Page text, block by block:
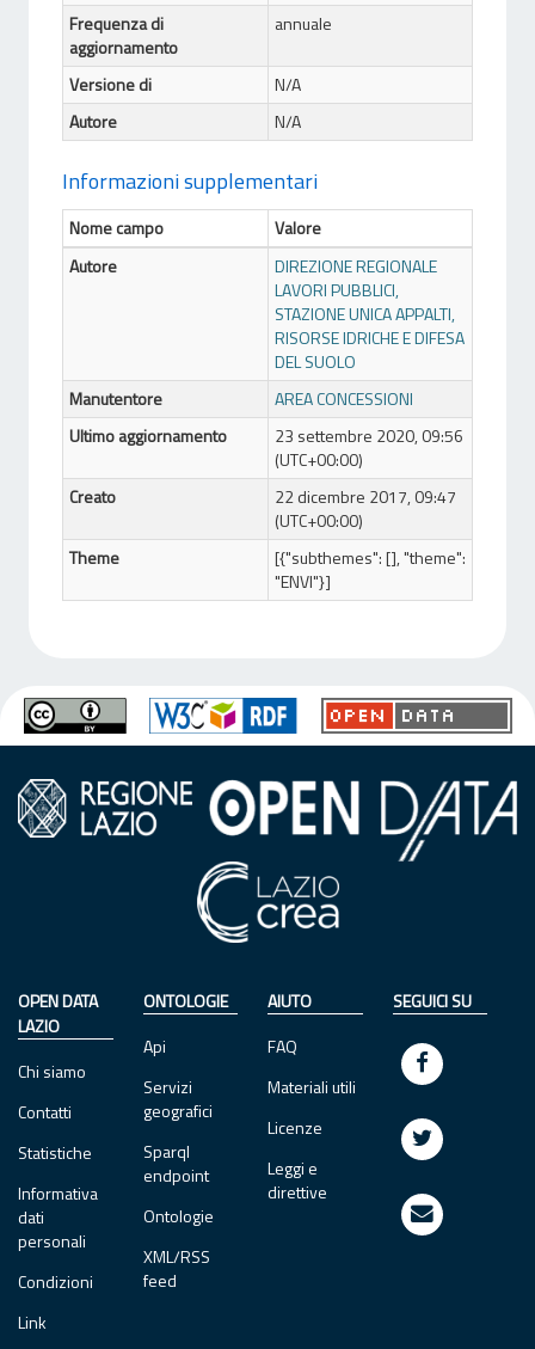
Frequenza di
aggiornamento
annuale
Versione di
N/A
Autore
N/A
Informazioni supplementari
Nome campo
Valore
Autore
DIREZIONE REGIONALE
LAVORI PUBBLICI,
STAZIONE UNICA APPALTI,
RISORSE IDRICHE E DIFESA
DEL SUOLO
Manutentore
AREA CONCESSIONI
Ultimo aggiornamento
23 settembre 2020, 09:56
(UTC+00:00)
Creato
22 dicembre 2017, 09:47
(UTC+00:00)
Theme
[{"subthemes": [], "theme":
"ENVI"}]
OPEN DATA
LAZIO
Chi siamo
Contatti
Statistiche
Informativa
dati
personali
Condizioni
Link
ONTOLOGIE
Api
Servizi
geografici
Sparql
endpoint
Ontologie
XML/RSS
feed
AIUTO
FAQ
Materiali utili
Licenze
Leggi e
direttive
SEGUICI SU